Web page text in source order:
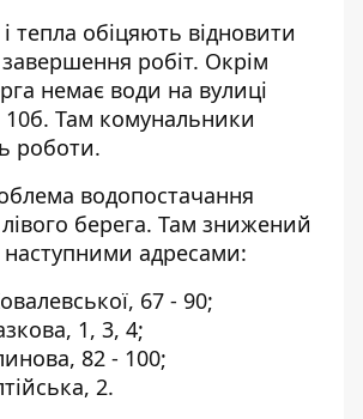
тепла обіцяють відновити
завершення робіт. Окрім
немає води на вулиці
Там комунальники
роботи.
водопостачання
лівого берега. Там знижений
наступними адресами:
67 - 90;
1, 3, 4;
82 - 100;
2.